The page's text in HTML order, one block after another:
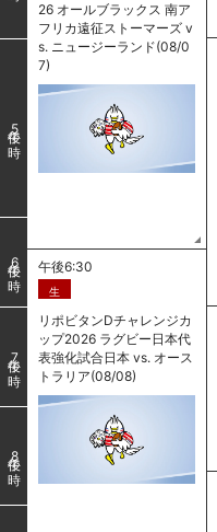
26 オールブラックス 南ア
フリカ遠征ストーマーズ v
s. ニュージーランド(08/0
7)
5
6 午後6:30
生
リポビタンDチャレンジカ
ップ2026 ラグビー日本代
表強化試合日本 vs. オース
トラリア(08/08)
7
8